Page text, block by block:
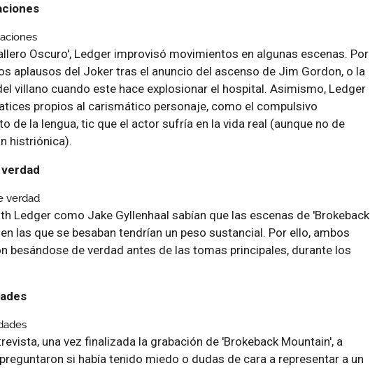
Oscuro', Ledger improvisó movimientos en algunas escenas. Por
aplausos del Joker tras el anuncio del ascenso de Jim Gordon, o la
villano cuando este hace explosionar el hospital. Asimismo, Ledger
propios al carismático personaje, como el compulsivo
de la lengua, tic que el actor sufría en la vida real (aunque no de
histriónica).
Ledger como Jake Gyllenhaal sabían que las escenas de 'Brokeback
las que se besaban tendrían un peso sustancial. Por ello, ambos
besándose de verdad antes de las tomas principales, durante los
una vez finalizada la grabación de 'Brokeback Mountain', a
si había tenido miedo o dudas de cara a representar a un